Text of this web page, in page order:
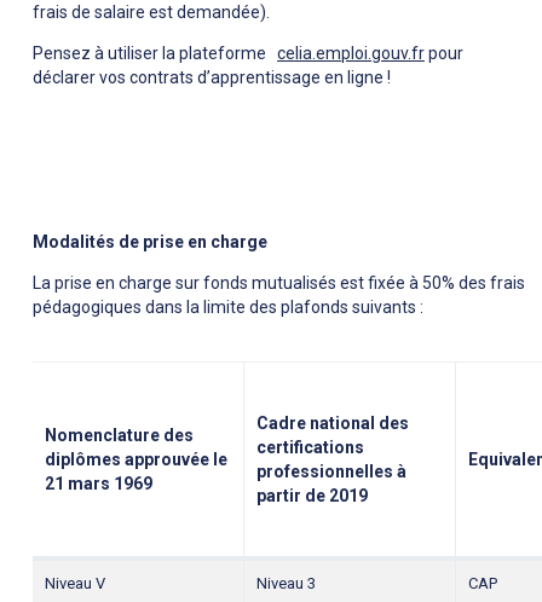
frais de salaire est demandée).
Pensez à utiliser la plateforme celia.emploi.gouv.frpour
déclarer vos contrats d’apprentissage en ligne !
Modalités de prise en charge
La prise en charge sur fonds mutualisés est fixée à 50% des frais
pédagogiques dans la limite des plafonds suivants :
Nomenclature des
diplômes approuvée le
21 mars 1969
Cadre national des
certifications
professionnelles à
partir de 2019
Niveau V Niveau 3 CAP